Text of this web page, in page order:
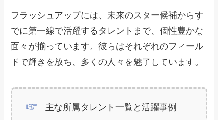
フラッシュアップには、未来のスター候補からす
でに第一線で活躍するタレントまで、個性豊かな
面々が揃っています。彼らはそれぞれのフィール
ドで輝きを放ち、多くの人々を魅了しています。
主な所属タレント一覧と活躍事例